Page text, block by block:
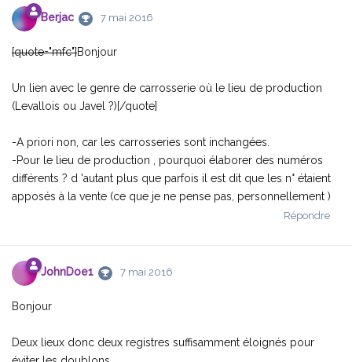
Berjac 7 mai 2016
[quote="mfc"]Bonjour
Un lien avec le genre de carrosserie où le lieu de production
(Levallois ou Javel ?)[/quote]
-A priori non, car les carrosseries sont inchangées.
-Pour le lieu de production , pourquoi élaborer des numéros
différents ? d 'autant plus que parfois il est dit que les n° étaient
apposés à la vente (ce que je ne pense pas, personnellement )
Répondre
JohnDoe1 7 mai 2016
Bonjour
Deux lieux donc deux registres suffisamment éloignés pour